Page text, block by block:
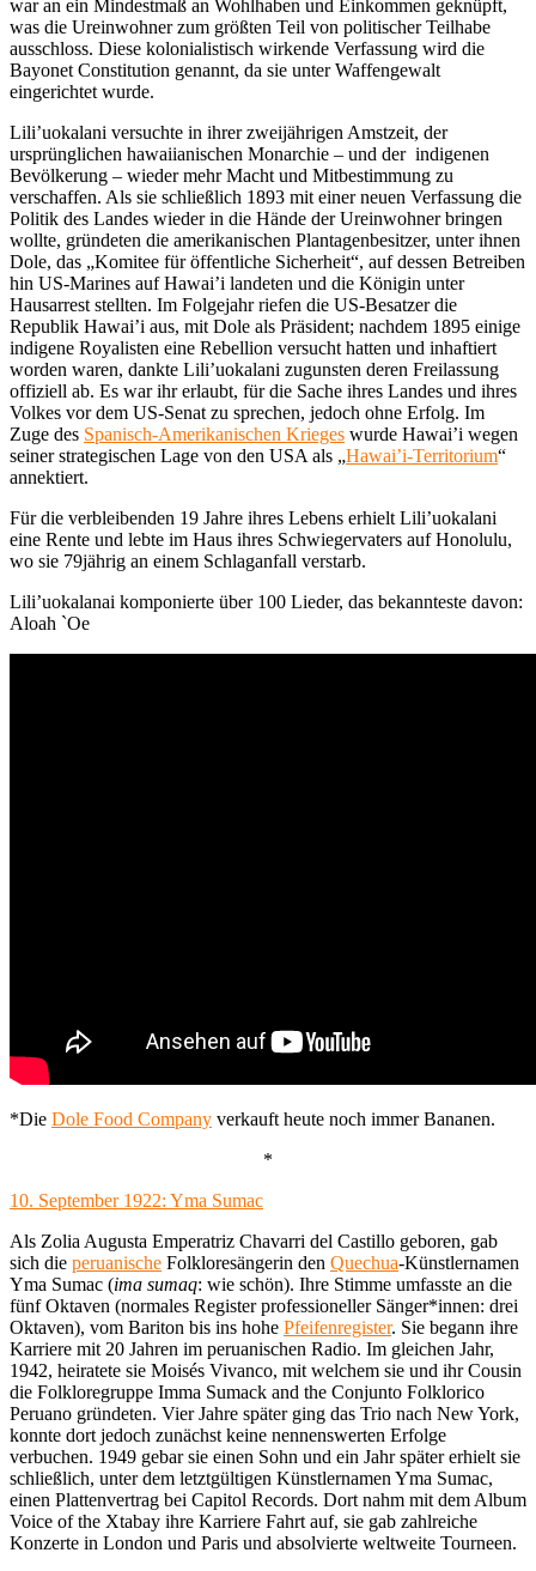
war an ein Mindestmaß an Wohlhaben und Einkommen geknüpft,
was die Ureinwohner zum größten Teil von politischer Teilhabe
ausschloss. Diese kolonialistisch wirkende Verfassung wird die
Bayonet Constitution genannt, da sie unter Waffengewalt
eingerichtet wurde.
Lili’uokalani versuchte in ihrer zweijährigen Amstzeit, der
ursprünglichen hawaiianischen Monarchie – und der indigenen
Bevölkerung – wieder mehr Macht und Mitbestimmung zu
verschaffen. Als sie schließlich 1893 mit einer neuen Verfassung die
Politik des Landes wieder in die Hände der Ureinwohner bringen
wollte, gründeten die amerikanischen Plantagenbesitzer, unter ihnen
Dole, das „Komitee für öffentliche Sicherheit“, auf dessen Betreiben
hin US-Marines auf Hawai’i landeten und die Königin unter
Hausarrest stellten. Im Folgejahr riefen die US-Besatzer die
Republik Hawai’i aus, mit Dole als Präsident; nachdem 1895 einige
indigene Royalisten eine Rebellion versucht hatten und inhaftiert
worden waren, dankte Lili’uokalani zugunsten deren Freilassung
offiziell ab. Es war ihr erlaubt, für die Sache ihres Landes und ihres
Volkes vor dem US-Senat zu sprechen, jedoch ohne Erfolg. Im
Zuge des Spanisch-Amerikanischen Krieges wurde Hawai’i wegen
seiner strategischen Lage von den USA als „Hawai’i-Territorium“
annektiert.
Für die verbleibenden 19 Jahre ihres Lebens erhielt Lili’uokalani
eine Rente und lebte im Haus ihres Schwiegervaters auf Honolulu,
wo sie 79jährig an einem Schlaganfall verstarb.
Lili’uokalanai komponierte über 100 Lieder, das bekannteste davon:
Aloah `Oe
*Die Dole Food Company verkauft heute noch immer Bananen.
*
10. September 1922: Yma Sumac
Als Zolia Augusta Emperatriz Chavarri del Castillo geboren, gab
sich die peruanische Folkloresängerin den Quechua-Künstlernamen
Yma Sumac (ima sumaq: wie schön). Ihre Stimme umfasste an die
fünf Oktaven (normales Register professioneller Sänger*innen: drei
Oktaven), vom Bariton bis ins hohe Pfeifenregister. Sie begann ihre
Karriere mit 20 Jahren im peruanischen Radio. Im gleichen Jahr,
1942, heiratete sie Moisés Vivanco, mit welchem sie und ihr Cousin
die Folkloregruppe Imma Sumack and the Conjunto Folklorico
Peruano gründeten. Vier Jahre später ging das Trio nach New York,
konnte dort jedoch zunächst keine nennenswerten Erfolge
verbuchen. 1949 gebar sie einen Sohn und ein Jahr später erhielt sie
schließlich, unter dem letztgültigen Künstlernamen Yma Sumac,
einen Plattenvertrag bei Capitol Records. Dort nahm mit dem Album
Voice of the Xtabay ihre Karriere Fahrt auf, sie gab zahlreiche
Konzerte in London und Paris und absolvierte weltweite Tourneen.